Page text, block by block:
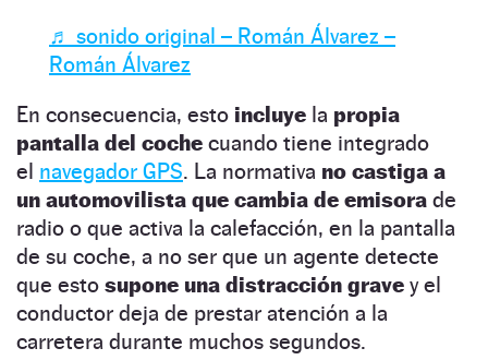
♬ sonido original – Román Álvarez –
Román Álvarez
En consecuencia, esto incluye la propia
pantalla del coche cuando tiene integrado
el navegador GPS. La normativa no castiga a
un automovilista que cambia de emisora de
radio o que activa la calefacción, en la pantalla
de su coche, a no ser que un agente detecte
que esto supone una distracción grave y el
conductor deja de prestar atención a la
carretera durante muchos segundos.